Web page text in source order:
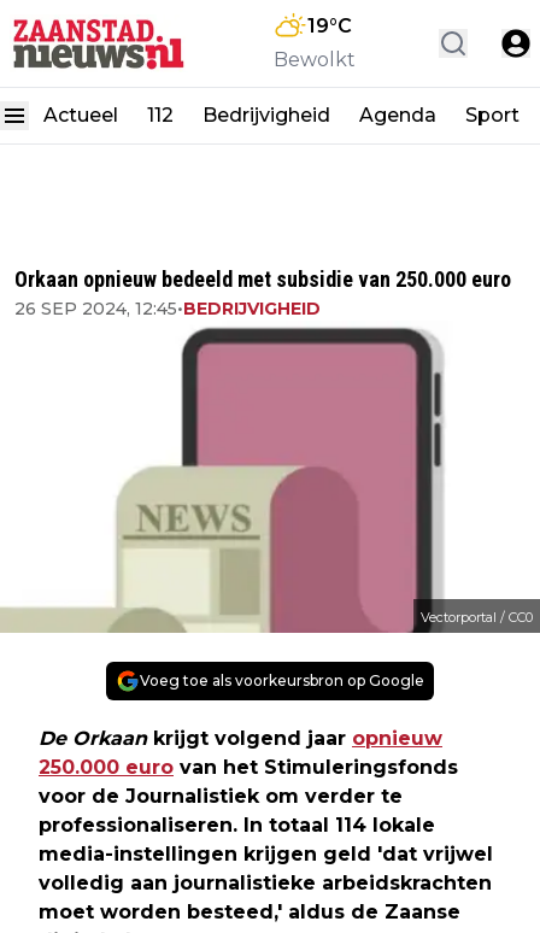
19°C
Bewolkt
Actueel 112 Bedrijvigheid Agenda Sport
Orkaan opnieuw bedeeld met subsidie van 250.000 euro
26 SEP 2024, 12:45•BEDRIJVIGHEID
Vectorportal / CC0
Voeg toe als voorkeursbron op Google
De Orkaankrijgt volgend jaar opnieuw
250.000 euro van het Stimuleringsfonds
voor de Journalistiek om verder te
professionaliseren. In totaal 114 lokale
media-instellingen krijgen geld 'dat vrijwel
volledig aan journalistieke arbeidskrachten
moet worden besteed,' aldus de Zaanse